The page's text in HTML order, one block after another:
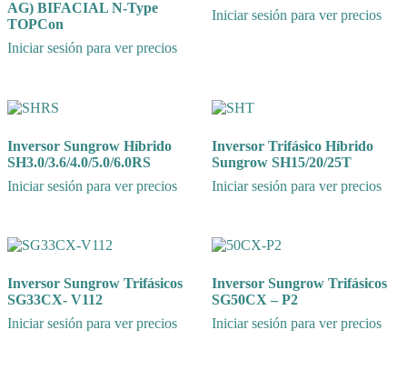
AG) BIFACIAL N-Type
TOPCon
Iniciar sesión para ver precios
Iniciar sesión para ver precios
Inversor Sungrow Híbrido
SH3.0/3.6/4.0/5.0/6.0RS
Iniciar sesión para ver precios
Inversor Trifásico Híbrido
Sungrow SH15/20/25T
Iniciar sesión para ver precios
Inversor Sungrow Trifásicos
SG33CX- V112
Iniciar sesión para ver precios
Inversor Sungrow Trifásicos
SG50CX – P2
Iniciar sesión para ver precios